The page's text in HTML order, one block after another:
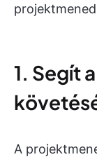
1. Segít
A